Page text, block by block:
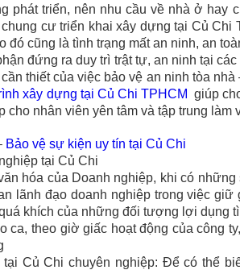
phát triển, nên nhu cầu về nhà ở
cư triển khai xây dựng tại Củ Chi
đó cũng là tình trạng mất an ninh, an
đứng ra duy trì trật tự, an ninh tại
thiết của việc bảo vệ an ninh tòa
xây dựng tại Củ Chi TPHCM giúp
nhân viên yên tâm và tập trung
Bảo vệ sự kiện uy tín tại Củ Chi
tại Củ Chi
hóa của Doanh nghiệp, khi có
lãnh đạo doanh nghiệp trong việc
khích của những đối tượng lợi dụng
ca, theo giờ giấc hoạt động của công
Củ Chi chuyên nghiệp: Để có thể